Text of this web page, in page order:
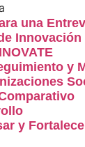
una
y
y